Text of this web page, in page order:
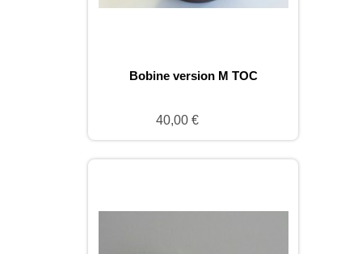
Bobine version M TOC
40,00 €